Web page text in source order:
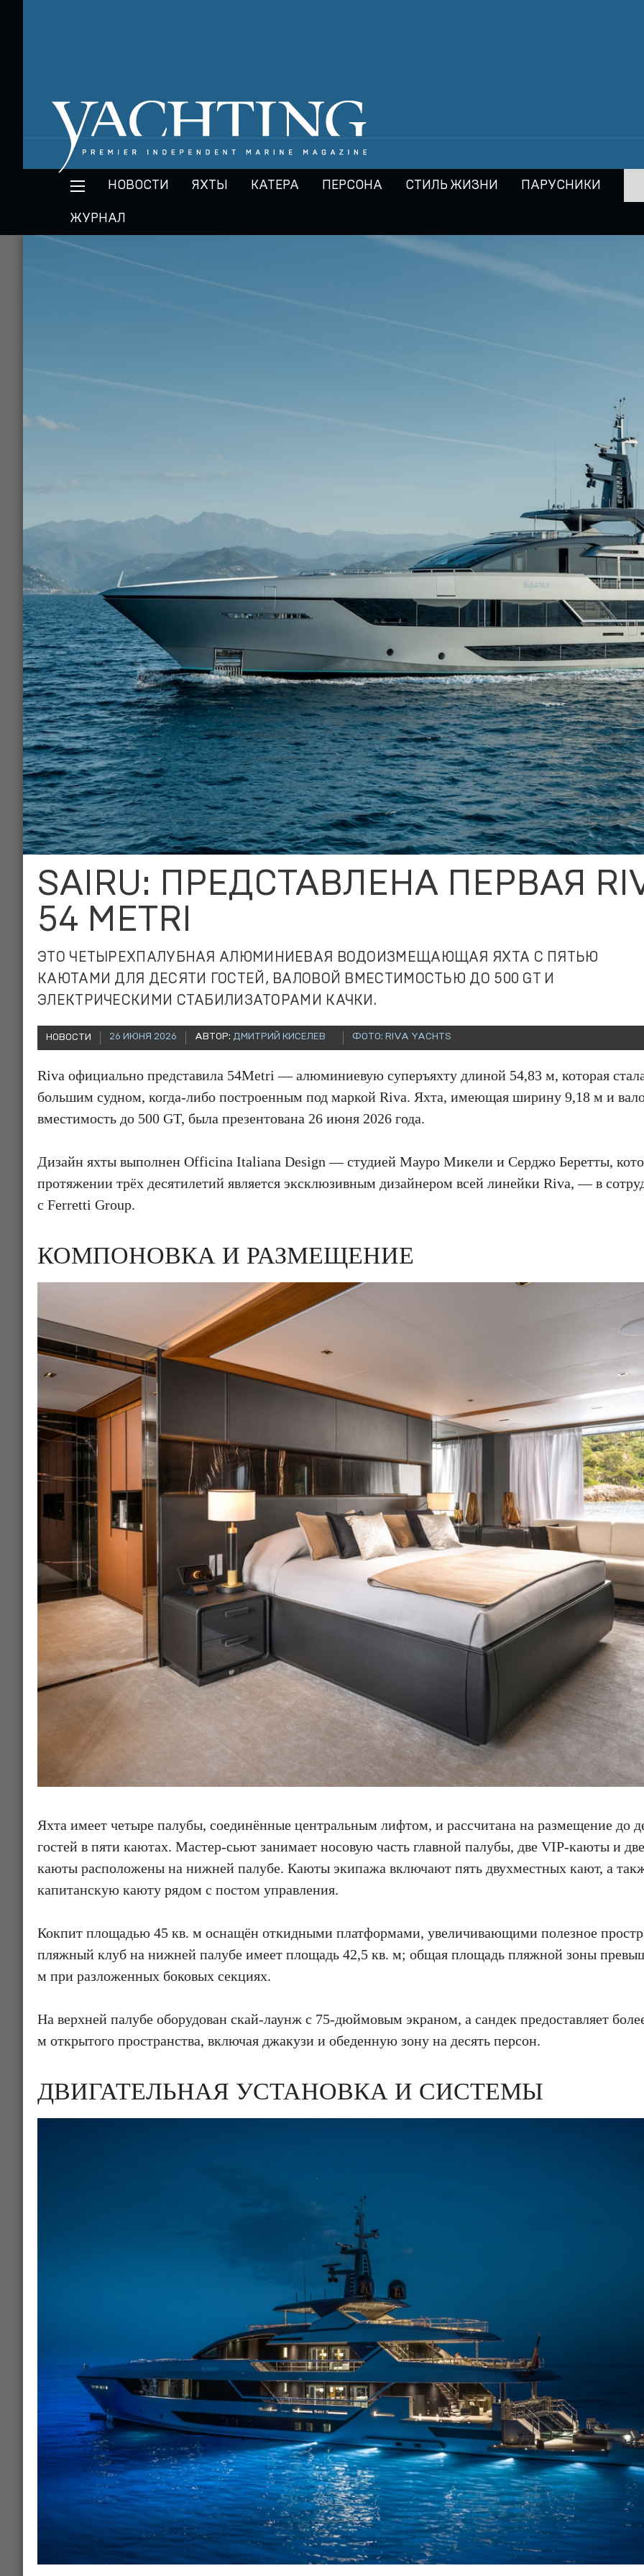
НОВОСТИ ЯХТЫ КАТЕРА ПЕРСОНА СТИЛЬ ЖИЗНИ ПАРУСНИКИ
ЖУРНАЛ
SAIRU: ПРЕДСТАВЛЕНА ПЕРВАЯ
54 METRI
ЭТО ЧЕТЫРЕХПАЛУБНАЯ АЛЮМИНИЕВАЯ ВОДОИЗМЕЩАЮЩАЯ ЯХТА С ПЯТЬЮ
КАЮТАМИ ДЛЯ ДЕСЯТИ ГОСТЕЙ, ВАЛОВОЙ ВМЕСТИМОСТЬЮ ДО 500 GT И
ЭЛЕКТРИЧЕСКИМИ СТАБИЛИЗАТОРАМИ КАЧКИ.
НОВОСТИ 26 ИЮНЯ 2026 АВТОР: ДМИТРИЙ КИСЕЛЕВ ФОТО: RIVA YACHTS
Riva официально представила 54Metri — алюминиевую суперъяхту длиной 54,83 м, которая
большим судном, когда-либо построенным под маркой Riva. Яхта, имеющая ширину 9,18 м и
вместимость до 500 GT, была презентована 26 июня 2026 года.
Дизайн яхты выполнен Officina Italiana Design — студией Мауро Микели и Серджо Беретты,
протяжении трёх десятилетий является эксклюзивным дизайнером всей линейки Riva, — в
с Ferretti Group.
КОМПОНОВКА И РАЗМЕЩЕНИЕ
Яхта имеет четыре палубы, соединённые центральным лифтом, и рассчитана на размещение до
гостей в пяти каютах. Мастер-сьют занимает носовую часть главной палубы, две VIP-каюты и
каюты расположены на нижней палубе. Каюты экипажа включают пять двухместных кают, а
капитанскую каюту рядом с постом управления.
Кокпит площадью 45 кв. м оснащён откидными платформами, увеличивающими полезное
пляжный клуб на нижней палубе имеет площадь 42,5 кв. м; общая площадь пляжной зоны
м при разложенных боковых секциях.
На верхней палубе оборудован скай-лаунж с 75-дюймовым экраном, а сандек предоставляет
м открытого пространства, включая джакузи и обеденную зону на десять персон.
ДВИГАТЕЛЬНАЯ УСТАНОВКА И СИСТЕМЫ